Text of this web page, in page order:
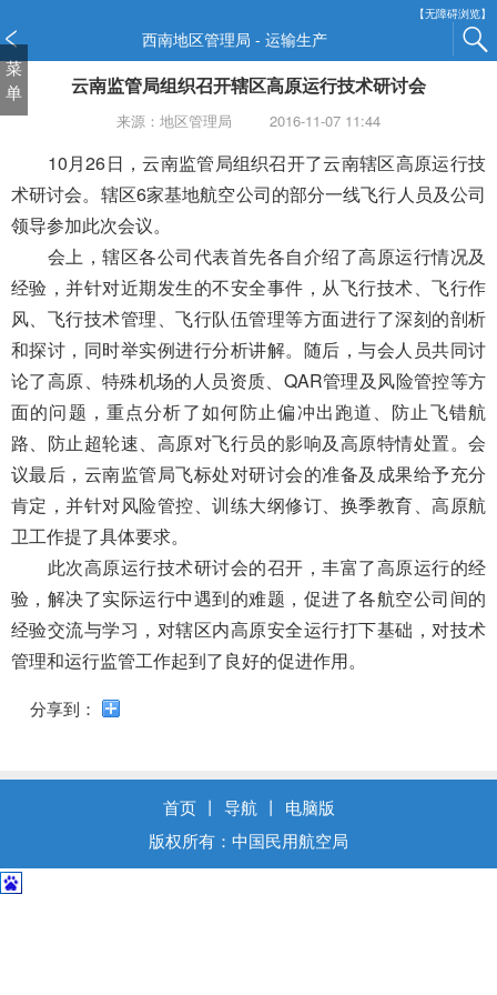
【无障碍浏览】
西南地区管理局 - 运输生产
菜
单
云南监管局组织召开辖区高原运行技术研讨会
来源：地区管理局 2016-11-07 11:44
10月26日，云南监管局组织召开了云南辖区高原运行技
术研讨会。辖区6家基地航空公司的部分一线飞行人员及公司
领导参加此次会议。
会上，辖区各公司代表首先各自介绍了高原运行情况及
经验，并针对近期发生的不安全事件，从飞行技术、飞行作
风、飞行技术管理、飞行队伍管理等方面进行了深刻的剖析
和探讨，同时举实例进行分析讲解。随后，与会人员共同讨
论了高原、特殊机场的人员资质、QAR管理及风险管控等方
面的问题，重点分析了如何防止偏冲出跑道、防止飞错航
路、防止超轮速、高原对飞行员的影响及高原特情处置。会
议最后，云南监管局飞标处对研讨会的准备及成果给予充分
肯定，并针对风险管控、训练大纲修订、换季教育、高原航
卫工作提了具体要求。
此次高原运行技术研讨会的召开，丰富了高原运行的经
验，解决了实际运行中遇到的难题，促进了各航空公司间的
经验交流与学习，对辖区内高原安全运行打下基础，对技术
管理和运行监管工作起到了良好的促进作用。
分享到：
首页 丨 导航 丨
电脑版
版权所有：中国民用航空局
窗
口
打
说
明
面,
Alt
加
波
浪
键
打
开
导
盲
模